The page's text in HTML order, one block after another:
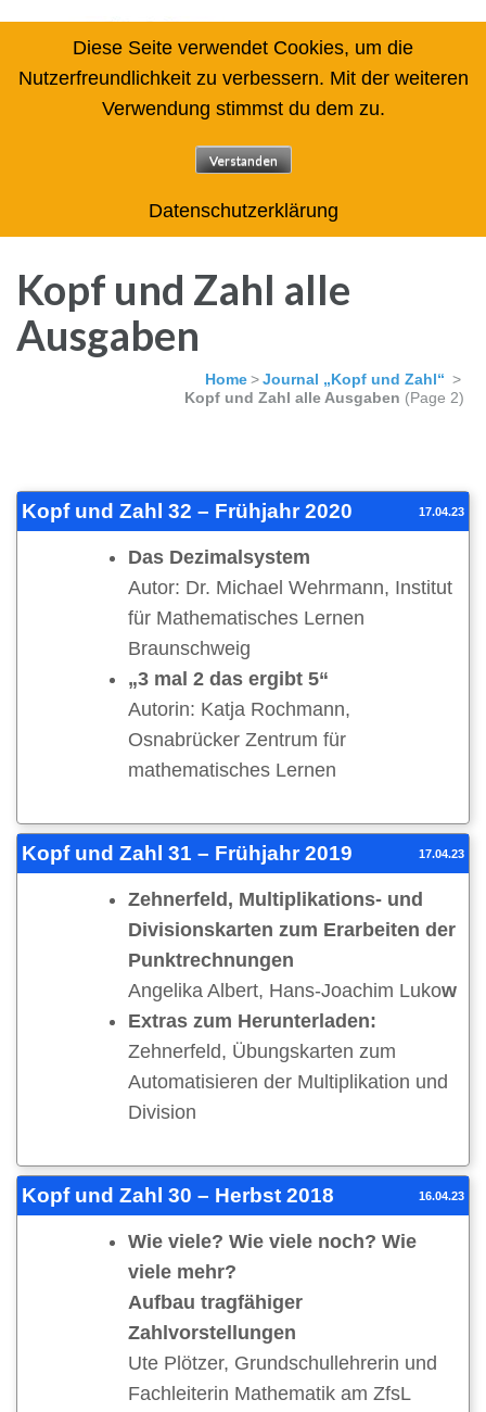
Arbeitskreis des Zentrums für
angewandte Lernforschung
Kopf und Zahl alle
Ausgaben
Home>Journal „Kopf und Zahl“ >
Kopf und Zahl alle Ausgaben (Page 2)
Kopf und Zahl 32 – Frühjahr 2020 17.04.23
Das Dezimalsystem
Autor: Dr. Michael Wehrmann, Institut
für Mathematisches Lernen
Braunschweig
„3 mal 2 das ergibt 5“
Autorin: Katja Rochmann,
Osnabrücker Zentrum für
mathematisches Lernen
Kopf und Zahl 31 – Frühjahr 2019 17.04.23
Zehnerfeld, Multiplikations- und
Divisionskarten zum Erarbeiten der
Punktrechnungen
Angelika Albert, Hans-Joachim Lukow
Extras zum Herunterladen:
Zehnerfeld, Übungskarten zum
Automatisieren der Multiplikation und
Division
Kopf und Zahl 30 – Herbst 2018 16.04.23
Wie viele? Wie viele noch? Wie
viele mehr?
Aufbau tragfähiger
Zahlvorstellungen
Ute Plötzer, Grundschullehrerin und
Fachleiterin Mathematik am ZfsL
Diese Seite verwendet Cookies, um die
Nutzerfreundlichkeit zu verbessern. Mit der weiteren
Verwendung stimmst du dem zu.
Verstanden
Datenschutzerklärung